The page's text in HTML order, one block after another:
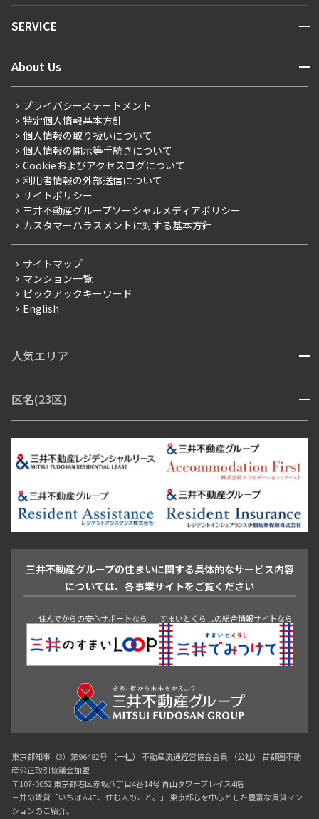
新着情報から探す
ニュースから探す
こだわりから探す
こだわり一覧
プレミアムマンション
新築
当社限定（港区・渋谷区）
当社限定（港区・渋谷区以外）
三井不動産企画
分譲賃貸
フリーレント
ペット可
コンシェルジュ付き
マンションレポート
住まいのコラム
SERVICE 開閉
会員ページ
ご入居・提携サービス
お部屋探しからご契約まで
よくあるご質問
社宅紹介
【仲介会社様向け】当社仲介事業部取り扱い物件入居申込
About Us 開閉
会社情報
事業案内
採用情報
ニュースリリース
お問い合わせ
プライバシーステートメント
特定個人情報基本方針
個人情報の取り扱いについて
個人情報の開示等手続きについて
Cookieおよびアクセスログについて
利用者情報の外部送信について
サイトポリシー
三井不動産グループソーシャルメディアポリシー
カスタマーハラスメントに対する基本方針
サイトマップ
マンション一覧
ピックアックキーワード
English
人気エリア 開閉
青山・表参道・原宿
市ヶ谷・神楽坂・飯田橋
三田・芝・浜松町
芝浦・汐留・品川
月島・勝どき・豊洲
本郷・春日・小石川
目白・高田馬場・早稲田
池尻大橋・三軒茶屋
祐天寺・学芸大学・自由が丘
駒沢・用賀・二子玉川
成城・砧
池袋・板橋・王子
青山 渋谷 東京・大手町 新宿 品川
目黒・中目黒
神田・御茶ノ水・秋葉原
初台・幡ヶ谷・笹塚
区名(23区) 開閉
江東区 台東区 墨田区
中野区
豊島区
杉並区 板橋区 練馬区 荒川区
足立区
葛飾区
江戸川区
三井不動産グループの住まいに関する具体的なサービス内容
については、各事業サイトをご覧ください
住んでからの安心サポートなら すまいとくらしの総合情報サイトなら
東京都知事（3）第96482号 （一社） 不動産流通経営協会会員 （公社） 首都圏不動
産公正取引協議会加盟
〒107-0052 東京都港区赤坂八丁目4番14号 青山タワープレイス4階
三井の賃貸「いちばんに、住む人のこと。」 東京都心を中心とした豊富な賃貸マン
ションのご紹介。